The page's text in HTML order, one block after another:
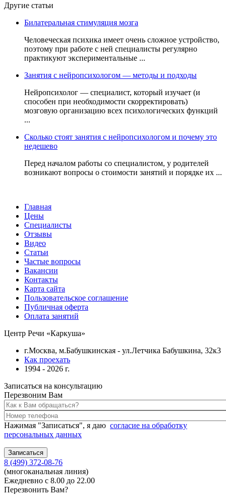
Другие статьи
Билатеральная стимуляция мозга
Человеческая психика имеет очень сложное устройство,
поэтому при работе с ней специалисты регулярно
практикуют экспериментальные ...
Занятия с нейропсихологом — методы и подходы
Нейропсихолог — специалист, который изучает (и
способен при необходимости скорректировать)
мозговую организацию всех психологических функций
...
Сколько стоят занятия с нейропсихологом и почему это
недешево
Перед началом работы со специалистом, у родителей
возникают вопросы о стоимости занятий и порядке их ...
Главная
Цены
Специалисты
Отзывы
Видео
Статьи
Частые вопросы
Вакансии
Контакты
Карта сайта
Пользовательское соглашение
Публичная оферта
Оплата занятий
Центр Речи «Каркуша»
г.Москва, м.Бабушкинская - ул.Летчика Бабушкина, 32к3
Как проехать
1994 - 2026 г.
Записаться на консультацию
Перезвоним Вам
Нажимая "Записаться", я даю согласие на обработку
персональных данных
8 (499) 372-08-76
(многоканальная линия)
Ежедневно с 8.00 до 22.00
Перезвонить Вам?